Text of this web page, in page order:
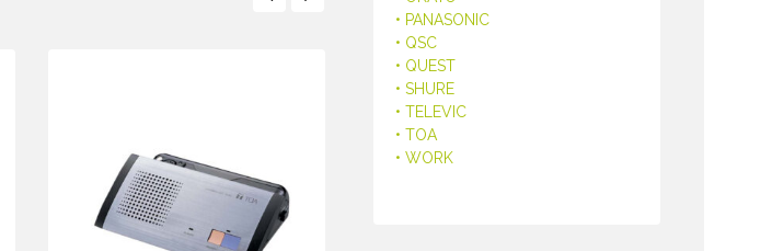
• PANASONIC
• QSC
• QUEST
• SHURE
• TELEVIC
• TOA
• WORK